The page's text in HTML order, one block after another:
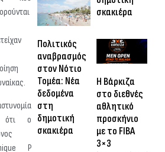
ότι ο
P
Πολιτικός
αναβρασμός
στον Νότιο
Τομέα: Νέα
δεδομένα
στη
δημοτική
σκακιέρα
σκακιέρα
Η Βάρκιζα
στο διεθνές
αθλητικό
προσκήνιο
με το FIBA
3×3